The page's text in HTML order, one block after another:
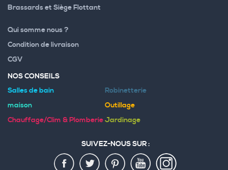
Brassards et Siège Flottant
Qui somme nous ?
Condition de livraison
CGV
NOS CONSEILS
Salles de bain
Robinetterie
maison
Outillage
Chauffage/Clim & PlomberieJardinage
SUIVEZ-NOUS SUR :